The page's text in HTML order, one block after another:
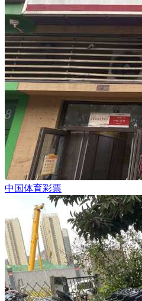
中国体育彩票